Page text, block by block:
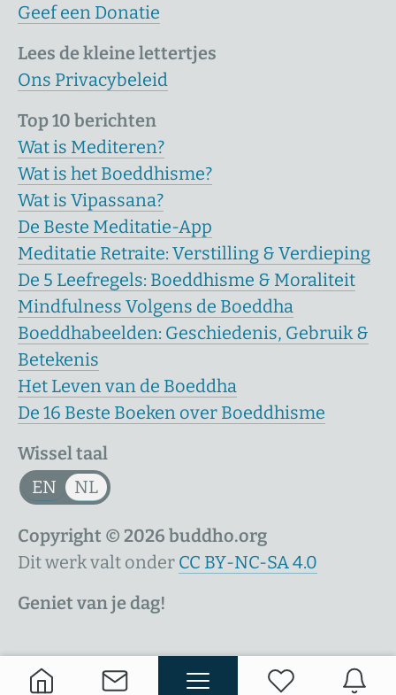
Geef een Donatie
Lees de kleine lettertjes
Ons Privacybeleid
Top 10 berichten
Wat is Mediteren?
Wat is het Boeddhisme?
Wat is Vipassana?
De Beste Meditatie-App
Meditatie Retraite: Verstilling & Verdieping
De 5 Leefregels: Boeddhisme & Moraliteit
Mindfulness Volgens de Boeddha
Boeddhabeelden: Geschiedenis, Gebruik &
Betekenis
Het Leven van de Boeddha
De 16 Beste Boeken over Boeddhisme
Wissel taal
EN
NL
Copyright © 2026 buddho.org
Dit werk valt onder CC BY-NC-SA 4.0
Geniet van je dag!